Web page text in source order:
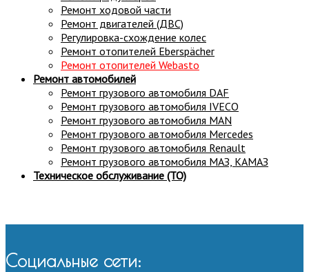
Ремонт ходовой части
Ремонт двигателей (ДВС)
Регулировка-схождение колес
Ремонт отопителей Eberspächer
Ремонт отопителей Webasto
Ремонт автомобилей
Ремонт грузового автомобиля DAF
Ремонт грузового автомобиля IVECO
Ремонт грузового автомобиля MAN
Ремонт грузового автомобиля Mercedes
Ремонт грузового автомобиля Renault
Ремонт грузового автомобиля МАЗ, КАМАЗ
Техническое обслуживание (ТО)
Социальные сети: